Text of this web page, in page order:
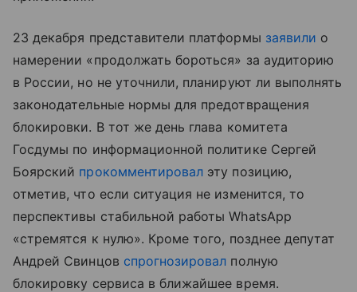
23 декабря представители платформы заявили о
намерении «продолжать бороться» за аудиторию
в России, но не уточнили, планируют ли выполнять
законодательные нормы для предотвращения
блокировки. В тот же день глава комитета
Госдумы по информационной политике Сергей
Боярский прокомментировал эту позицию,
отметив, что если ситуация не изменится, то
перспективы стабильной работы WhatsApp
«стремятся к нулю». Кроме того, позднее депутат
Андрей Свинцов спрогнозировал полную
блокировку сервиса в ближайшее время.